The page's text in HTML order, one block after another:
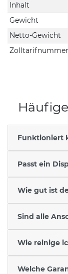
Inhalt
Gewicht
Netto-Gewicht
Zolltarifnummer
Funktioniert
Passt ein
Wie gut ist
Sind alle
Wie reinige
Welche